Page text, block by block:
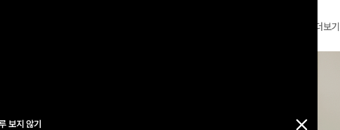
보지 않기
더보기